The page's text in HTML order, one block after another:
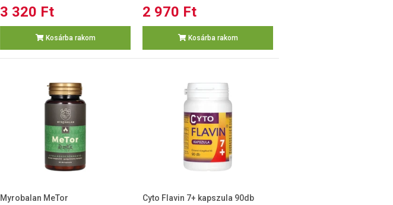
3 320 Ft
Kosárba rakom
2 970 Ft
Kosárba rakom
Myrobalan MeTor
Cyto Flavin 7+ kapszula 90db